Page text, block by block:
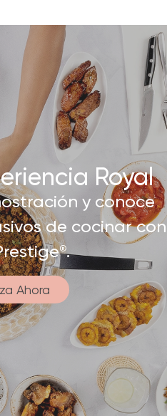
Royal​
y conoce
de cocinar con
®.
Ahora